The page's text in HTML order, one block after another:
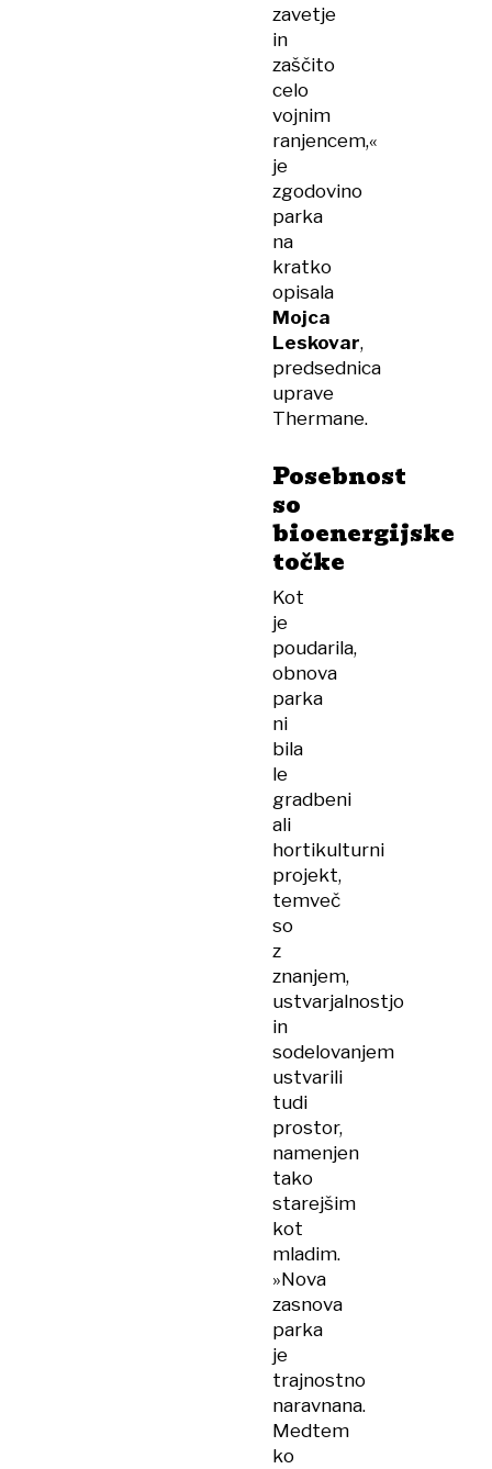
zavetje
in
zaščito
celo
vojnim
ranjencem,«
je
zgodovino
parka
na
kratko
opisala
Mojca
Leskovar,
predsednica
uprave
Thermane.
Posebnost
so
bioenergijske
točke
Kot
je
poudarila,
obnova
parka
ni
bila
le
gradbeni
ali
hortikulturni
projekt,
temveč
so
z
znanjem,
ustvarjalnostjo
in
sodelovanjem
ustvarili
tudi
prostor,
namenjen
tako
starejšim
kot
mladim.
»Nova
zasnova
parka
je
trajnostno
naravnana.
Medtem
ko